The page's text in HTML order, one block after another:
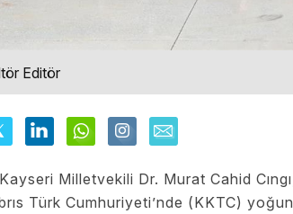
Editör
Milletvekili Dr. Murat Cahid Cıngı,
Türk Cumhuriyeti’nde (KKTC) yoğun